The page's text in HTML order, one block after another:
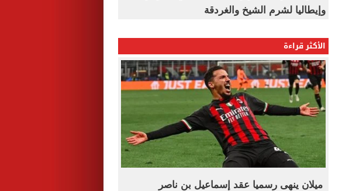
وإيطاليا لشرم الشيخ والغردقة
الأكثر قراءة
ميلان ينهى رسميا عقد إسماعيل بن ناصر